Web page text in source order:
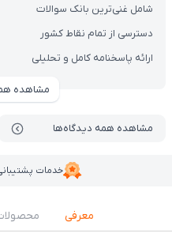
شامل غنی‌ترین بانک سوالات
دسترسی از تمام نقاط کشور
ارائه پاسخنامه کامل و تحلیلی
مشاهده
مشاهده همه دیدگاه‌ها
خدمات
معرفی